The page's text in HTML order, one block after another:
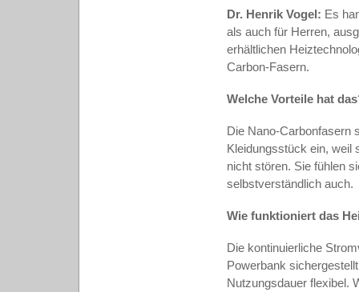
Dr. Henrik Vogel: Es
als auch für Herren,
erhältlichen
Carbon-Fasern.
Welche Vorteile hat
Die Nano-Carbonfasern
Kleidungsstück ein, weil
nicht stören. Sie fühlen
selbstverständlich auch.
Wie funktioniert das
Die kontinuierliche
Powerbank
Nutzungsdauer flexibel.